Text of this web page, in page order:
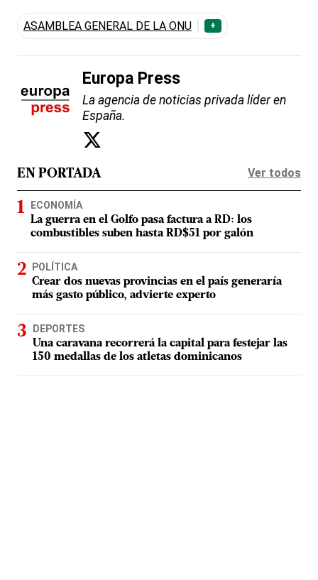
ASAMBLEA GENERAL DE LA ONU +
Europa Press
La agencia de noticias privada líder en
España.
EN PORTADA Ver todos
ECONOMÍA
La guerra en el Golfo pasa factura a RD: los
combustibles suben hasta RD$51 por galón
POLÍTICA
Crear dos nuevas provincias en el país generaría
más gasto público, advierte experto
DEPORTES
Una caravana recorrerá la capital para festejar las
150 medallas de los atletas dominicanos